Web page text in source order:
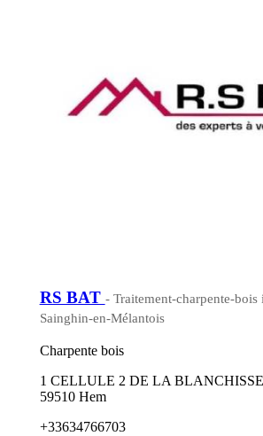
RS BAT - Traitement-charpente-bois
Sainghin-en-Mélantois
Charpente bois
1 CELLULE 2 DE LA
59510 Hem
+33634766703